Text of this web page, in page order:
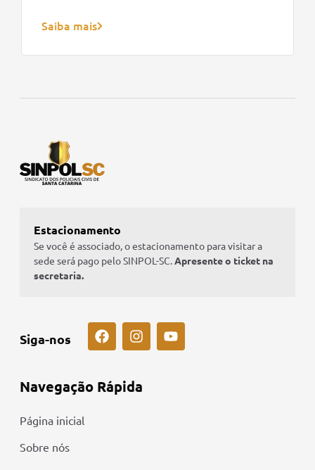
Saiba mais
Estacionamento
Se você é associado, o estacionamento para visitar a
sede será pago pelo SINPOL-SC.Apresente o ticket na
secretaria.
Siga-nos
Navegação Rápida
Página inicial
Sobre nós